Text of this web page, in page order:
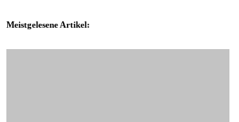
Meistgelesene Artikel: